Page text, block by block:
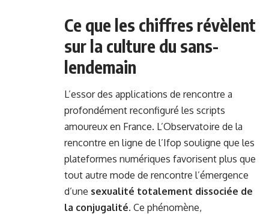
Ce que les chiffres révèlent
sur la culture du sans-
lendemain
L’essor des applications de rencontre a
profondément reconfiguré les scripts
amoureux en France. L’Observatoire de la
rencontre en ligne de l’Ifop souligne que les
plateformes numériques favorisent plus que
tout autre mode de rencontre l’émergence
d’une sexualité totalement dissociée de
la conjugalité. Ce phénomène,